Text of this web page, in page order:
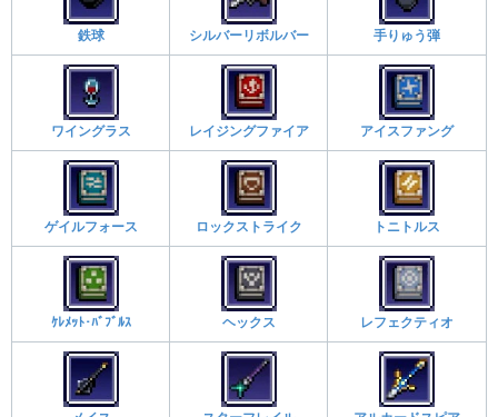
鉄球 シルバーリボルバー 手りゅう弾
ワイングラス レイジングファイア アイスファング
ゲイルフォース ロックストライク トニトルス
ｹﾚﾒｯﾄ･ﾊﾞﾌﾞﾙｽ ヘックス レフェクティオ